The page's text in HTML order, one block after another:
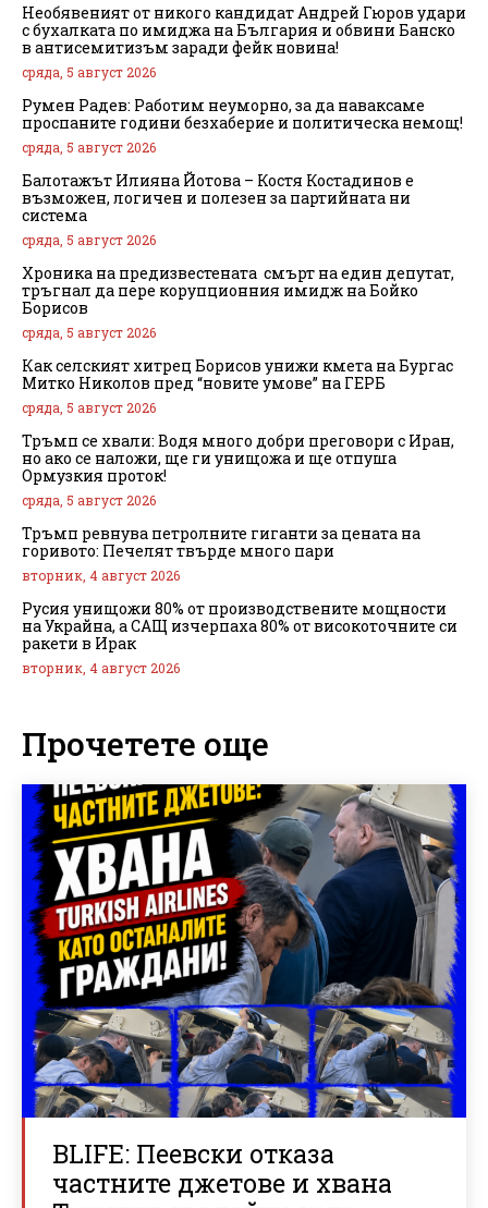
Необявеният от никого кандидат Андрей Гюров удари
с бухалката по имиджа на България и обвини Банско
в антисемитизъм заради фейк новина!
сряда, 5 август 2026
Румен Радев: Работим неуморно, за да наваксаме
проспаните години безхаберие и политическа немощ!
сряда, 5 август 2026
Балотажът Илияна Йотова – Костя Костадинов е
възможен, логичен и полезен за партийната ни
система
сряда, 5 август 2026
Хроника на предизвестената смърт на един депутат,
тръгнал да пере корупционния имидж на Бойко
Борисов
сряда, 5 август 2026
Как селският хитрец Борисов унижи кмета на Бургас
Митко Николов пред “новите умове” на ГЕРБ
сряда, 5 август 2026
Тръмп се хвали: Водя много добри преговори с Иран,
но ако се наложи, ще ги унищожа и ще отпуша
Ормузкия проток!
сряда, 5 август 2026
Тръмп ревнува петролните гиганти за цената на
горивото: Печелят твърде много пари
вторник, 4 август 2026
Русия унищожи 80% от производствените мощности
на Украйна, а САЩ изчерпаха 80% от високоточните си
ракети в Ирак
вторник, 4 август 2026
Прочетете още
BLIFE: Пеевски отказа
частните джетове и хвана